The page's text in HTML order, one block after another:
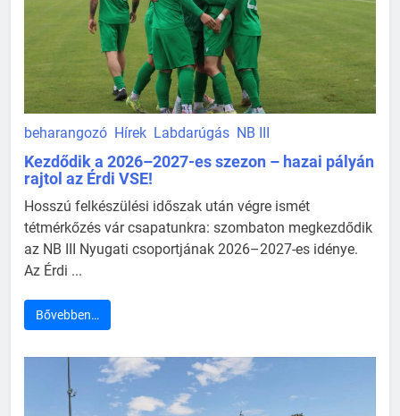
beharangozó Hírek Labdarúgás NB III
Kezdődik a 2026–2027-es szezon – hazai pályán
rajtol az Érdi VSE!
Hosszú felkészülési időszak után végre ismét
tétmérkőzés vár csapatunkra: szombaton megkezdődik
az NB III Nyugati csoportjának 2026–2027-es idénye.
Az Érdi ...
Bővebben…